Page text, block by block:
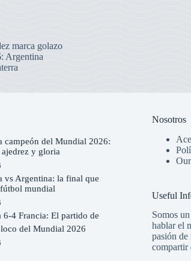
marca golazo
Argentina
del Mundial 2026:
y gloria
Argentina: la final que
mundial
6-4 Francia: El partido de
del Mundial 2026
Nosotros
Useful
Somos
hablar el
pasión de
compartir